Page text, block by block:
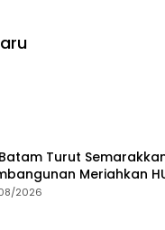
Batam Turut
Meriahkan
RI
2026